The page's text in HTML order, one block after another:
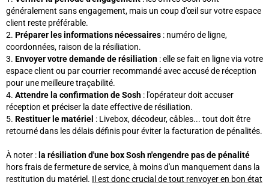
généralement sans engagement, mais un coup d'œil sur votre espace
client reste préférable.
Préparer les informations nécessaires : numéro de ligne,
coordonnées, raison de la résiliation.
Envoyer votre demande de résiliation : elle se fait en ligne via votre
espace client ou par courrier recommandé avec accusé de réception
pour une meilleure traçabilité.
Attendre la confirmation de Sosh : l'opérateur doit accuser
réception et préciser la date effective de résiliation.
Restituer le matériel : Livebox, décodeur, câbles... tout doit être
retourné dans les délais définis pour éviter la facturation de pénalités.
À noter : la résiliation d'une box Sosh n'engendre pas de pénalité
hors frais de fermeture de service, à moins d'un manquement dans la
restitution du matériel. Il est donc crucial de tout renvoyer en bon état